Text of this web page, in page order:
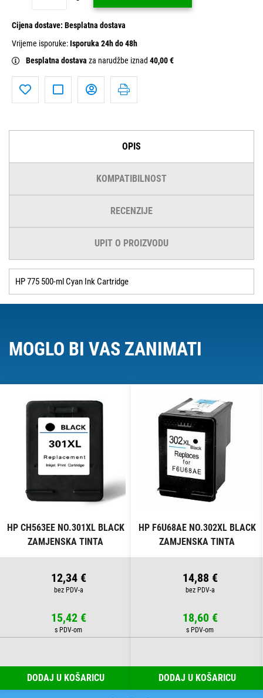
Cijena dostave: Besplatna dostava
Vrijeme isporuke:Isporuka 24h do 48h
Besplatna dostava za narudžbe iznad 40,00 €
OPIS
KOMPATIBILNOST
RECENZIJE
UPIT O PROIZVODU
HP 775 500-ml Cyan Ink Cartridge
MOGLO BI VAS ZANIMATI
HP CH563EE NO.301XL BLACK
ZAMJENSKA TINTA
12,34 €
15,42 €
DODAJ U KOŠARICU
HP F6U68AE NO.302XL BLACK
ZAMJENSKA TINTA
14,88 €
18,60 €
DODAJ U KOŠARICU